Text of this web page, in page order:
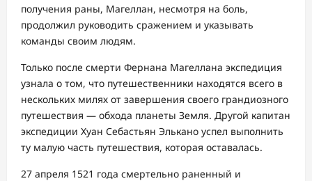
получения раны, Магеллан, несмотря на боль,
продолжил руководить сражением и указывать
команды своим людям.
Только после смерти Фернана Магеллана экспедиция
узнала о том, что путешественники находятся всего в
нескольких милях от завершения своего грандиозного
путешествия — обхода планеты Земля. Другой капитан
экспедиции Хуан Себастьян Элькано успел выполнить
ту малую часть путешествия, которая оставалась.
27 апреля 1521 года смертельно раненный и